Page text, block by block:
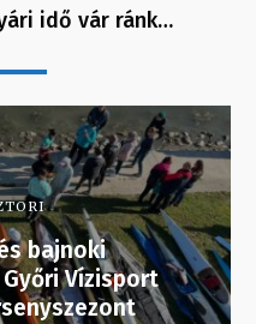
idő vár ránk…
bajnoki
Vízisport